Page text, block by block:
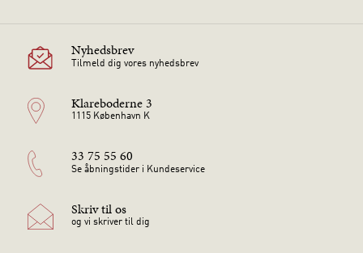
Nyhedsbrev
Tilmeld dig vores nyhedsbrev
Klareboderne 3
1115 København K
33 75 55 60
Se åbningstider i Kundeservice
Skriv til os
og vi skriver til dig